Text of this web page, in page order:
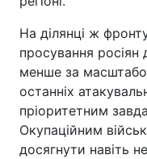
На ділянці ж
просування росіян
менше за
останніх
пріоритетним
Окупаційним
досягнути навіть